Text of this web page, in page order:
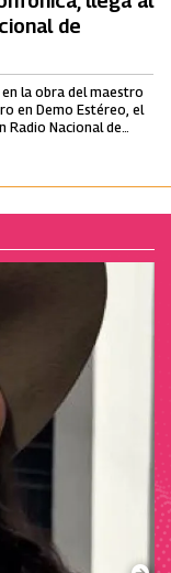
de
la obra del maestro
en Demo Estéreo, el
Radio Nacional de